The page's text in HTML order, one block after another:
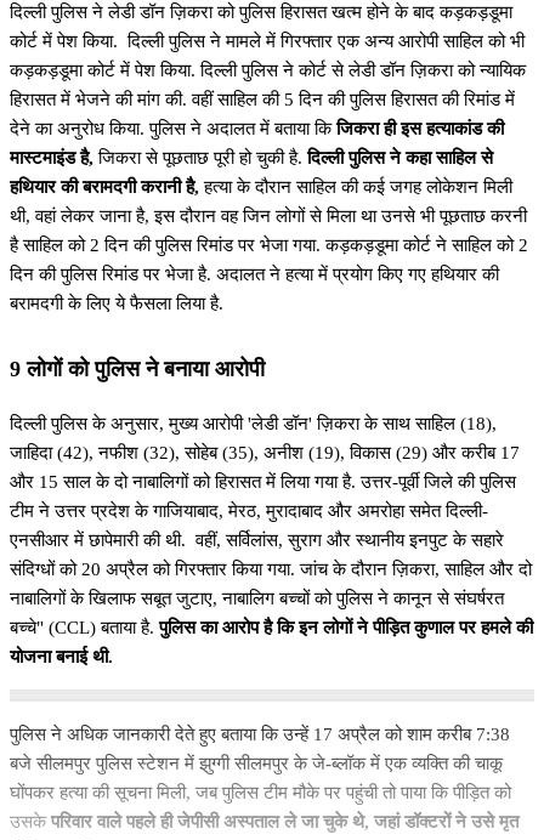
दिल्ली पुलिस ने लेडी डॉन ज़िकरा को पुलिस हिरासत खत्म होने के बाद कड़कड़डूमा
कोर्ट में पेश किया. दिल्ली पुलिस ने मामले में गिरफ्तार एक अन्य आरोपी साहिल को भी
कड़कड़डूमा कोर्ट में पेश किया. दिल्ली पुलिस ने कोर्ट से लेडी डॉन ज़िकरा को न्यायिक
हिरासत में भेजने की मांग की. वहीं साहिल की 5 दिन की पुलिस हिरासत की रिमांड में
देने का अनुरोध किया. पुलिस ने अदालत में बताया किजिकरा ही इस हत्याकांड की
मास्टमाइंड है, जिकरा से पूछताछ पूरी हो चुकी है.दिल्ली पुलिस ने कहा साहिल से
हथियार की बरामदगी करानी है, हत्या के दौरान साहिल की कई जगह लोकेशन मिली
थी, वहां लेकर जाना है, इस दौरान वह जिन लोगों से मिला था उनसे भी पूछताछ करनी
है साहिल को 2 दिन की पुलिस रिमांड पर भेजा गया. कड़कड़डूमा कोर्ट ने साहिल को 2
दिन की पुलिस रिमांड पर भेजा है. अदालत ने हत्या में प्रयोग किए गए हथियार की
बरामदगी के लिए ये फैसला लिया है.
9 लोगों को पुलिस ने बनाया आरोपी
दिल्ली पुलिस के अनुसार, मुख्य आरोपी 'लेडी डॉन' ज़िकरा के साथ साहिल (18),
जाहिदा (42), नफीश (32), सोहेब (35), अनीश (19), विकास (29) और करीब 17
और 15 साल के दो नाबालिगों को हिरासत में लिया गया है. उत्तर-पूर्वी जिले की पुलिस
टीम ने उत्तर प्रदेश के गाजियाबाद, मेरठ, मुरादाबाद और अमरोहा समेत दिल्ली-
एनसीआर में छापेमारी की थी. वहीं, सर्विलांस, ​​सुराग और स्थानीय इनपुट के सहारे
संदिग्धों को 20 अप्रैल को गिरफ्तार किया गया. जांच के दौरान ज़िकरा, साहिल और दो
नाबालिगों के खिलाफ सबूत जुटाए, नाबालिग बच्चों को पुलिस ने कानून से संघर्षरत
बच्चे" (CCL) बताया है.पुलिस का आरोप है कि इन लोगों ने पीड़ित कुणाल पर हमले की
योजना बनाई थी.
पुलिस ने अधिक जानकारी देते हुए बताया कि उन्हें 17 अप्रैल को शाम करीब 7:38
बजे सीलमपुर पुलिस स्टेशन में झुग्गी सीलमपुर के जे-ब्लॉक में एक व्यक्ति की चाकू
घोंपकर हत्या की सूचना मिली, जब पुलिस टीम मौके पर पहुंची तो पाया कि पीड़ित को
उसकेपरिवार वाले पहले ही जेपीसी अस्पताल ले जा चुके थे, जहां डॉक्टरों ने उसे मृत